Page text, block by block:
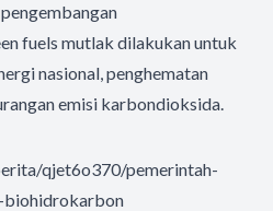
fuels mutlak dilakukan untuk
nasional, penghematan
emisi karbondioksida.
qjet6o370/pemerintah-
biohidrokarbon